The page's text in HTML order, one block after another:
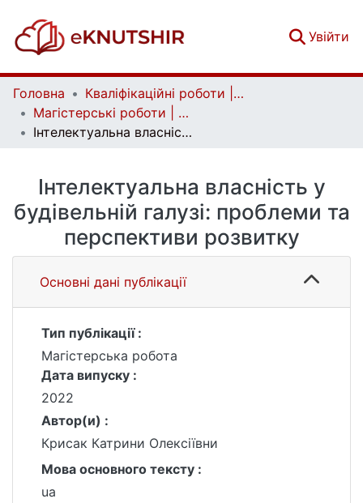
Увійти
Головна
Кваліфікаційні роботи | Qualifying works
Магістерські роботи | Master's theses
Інтелектуальна власність у будівельній галузі: проблеми та перспективи розвитку
Інтелектуальна власність у
будівельній галузі: проблеми та
перспективи розвитку
Основні дані публікації
Тип публікації :
Магістерська робота
Дата випуску :
2022
Автор(и) :
Крисак Катрини Олексіївни
Мова основного тексту :
ua